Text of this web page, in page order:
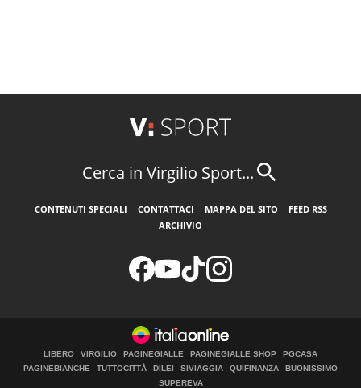
Cerca in Virgilio Sport...
CONTENUTI SPECIALI CONTATTACI MAPPA DEL SITO
FEED RSS
ARCHIVIO
LIBERO VIRGILIO PAGINEGIALLE PAGINEGIALLE SHOP
PGCASA
PAGINEBIANCHE
TUTTOCITTÀ DILEI SIVIAGGIA QUIFINANZA
BUONISSIMO
SUPEREVA